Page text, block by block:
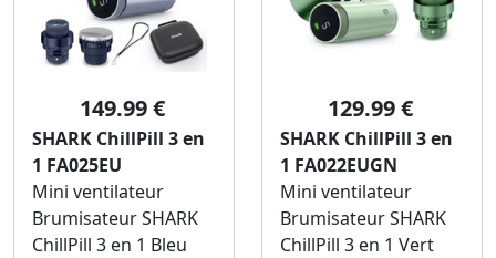
149.99 €
SHARK ChillPill 3 en
1 FA025EU
Mini ventilateur
Brumisateur SHARK
ChillPill 3 en 1 Bleu
129.99 €
SHARK ChillPill 3 en
1 FA022EUGN
Mini ventilateur
Brumisateur SHARK
ChillPill 3 en 1 Vert